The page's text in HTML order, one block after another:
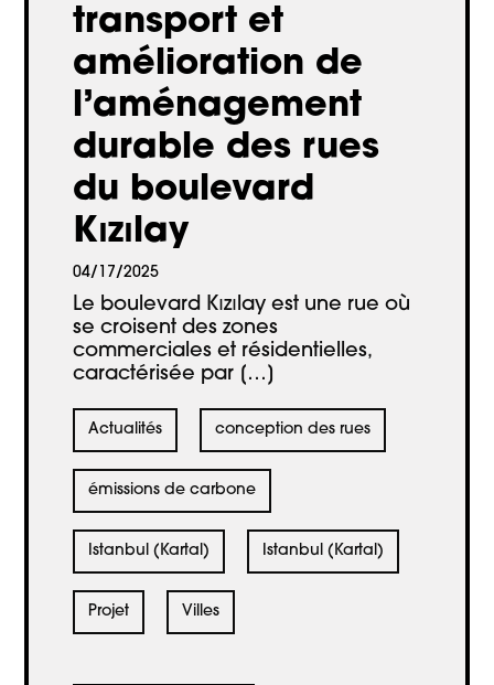
transport et
amélioration de
l’aménagement
durable des rues
du boulevard
Kızılay
04/17/2025
Le boulevard Kızılay est une rue où
se croisent des zones
commerciales et résidentielles,
caractérisée par […]
Actualités conception des rues
émissions de carbone
Istanbul (Kartal) Istanbul (Kartal)
Projet Villes